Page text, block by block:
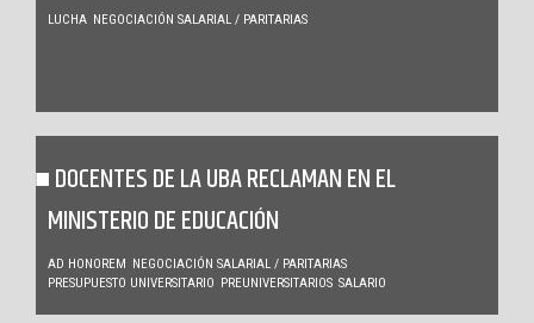
LUCHA NEGOCIACIÓN SALARIAL / PARITARIAS
DOCENTES DE LA UBA RECLAMAN EN EL
MINISTERIO DE EDUCACIÓN
AD HONOREM
NEGOCIACIÓN SALARIAL / PARITARIAS
PRESUPUESTO UNIVERSITARIO
PREUNIVERSITARIOS SALARIO